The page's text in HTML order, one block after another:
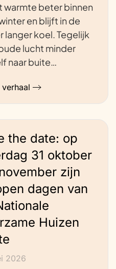
warmte beter binnen
en blijft in de
langer koel. Tegelijk
lucht minder
naar buite…
the date: op
31 oktober
zijn
dagen van
Huizen
2026